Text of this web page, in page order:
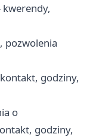
pozwolenia
godziny,
o
godziny,